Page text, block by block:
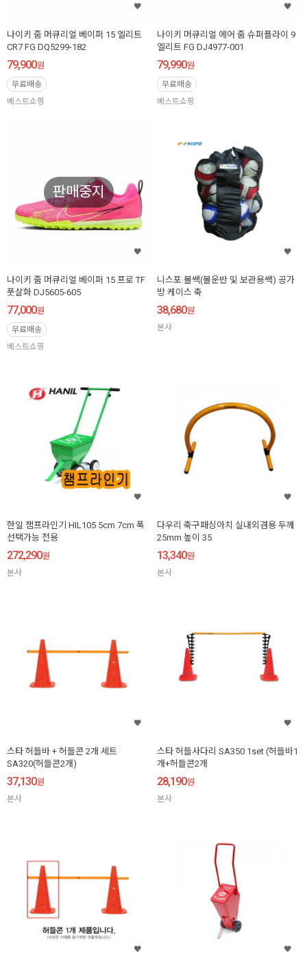
나이키 줌 머큐리얼 베이퍼 15 엘리트
CR7 FG DQ5299-182
79,900원
무료배송
베스트쇼핑
나이키 머큐리얼 에어 줌 슈퍼플라이 9
엘리트 FG DJ4977-001
79,990원
무료배송
베스트쇼핑
판매중지
나이키 줌 머큐리얼 베이퍼 15 프로 TF
풋살화 DJ5605-605
77,000원
무료배송
베스트쇼핑
니스포 볼쌕(볼운반 및 보관용쌕) 공가
방 케이스 축
38,680원
본사
한일 챔프라인기 HIL105 5cm 7cm 폭
선택가능 전용
272,290원
본사
다우리 축구패싱아치 실내외겸용 두께
25mm 높이 35
13,340원
본사
스타 허들바 + 허들콘 2개 세트
SA320(허들콘2개)
37,130원
본사
스타 허들사다리 SA350 1set (허들바1
개+허들콘2개
28,190원
본사